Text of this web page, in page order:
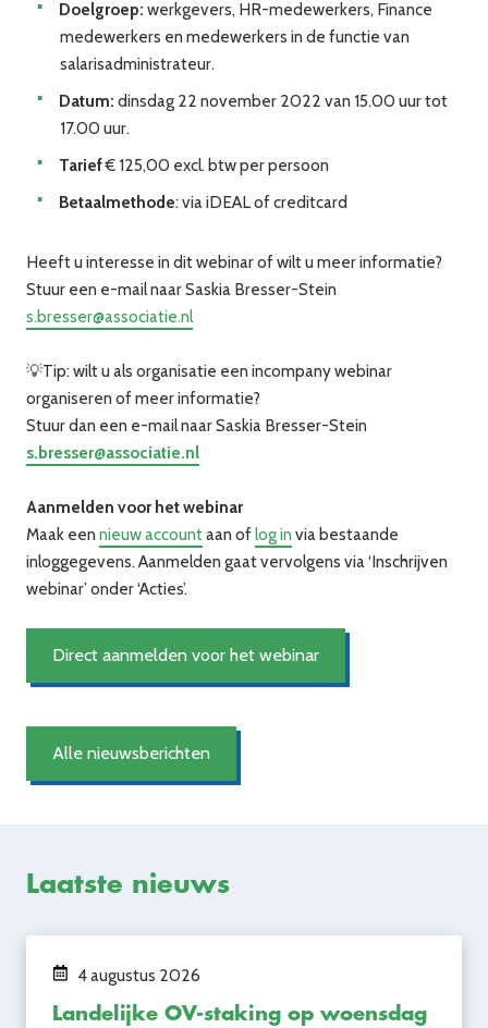
Doelgroep:werkgevers, HR-medewerkers, Finance
medewerkers en medewerkers in de functie van
salarisadministrateur.
Datum:dinsdag 22 november 2022 van 15.00 uur tot
17.00 uur.
Tarief€ 125,00 excl. btw per persoon
Betaalmethode: via iDEAL of creditcard
Heeft u interesse in dit webinar of wilt u meer informatie?
Stuur een e-mail naar Saskia Bresser-Stein
s.bresser@associatie.nl
💡Tip: wilt u als organisatie een incompany webinar
organiseren of meer informatie?
Stuur dan een e-mail naar Saskia Bresser-Stein
s.bresser@associatie.nl
Aanmelden voor het webinar
Maak een nieuw accountaan oflog in via bestaande
inloggegevens. Aanmelden gaat vervolgens via ‘Inschrijven
webinar’ onder ‘Acties’.
Direct aanmelden voor het webinar
Alle nieuwsberichten
Laatste nieuws
4 augustus 2026
Landelijke OV-staking op woensdag